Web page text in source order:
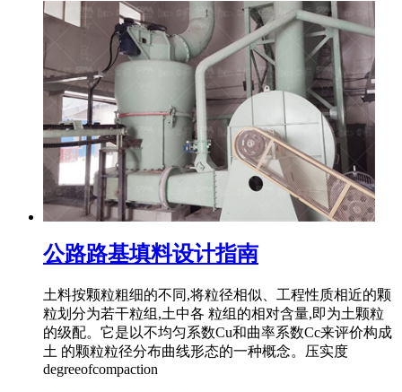
公路路基填料设计指南
土料按颗粒粗细的不同,将粒径相似、工程性质相近的颗
粒划分为若干粒组,土中各 粒组的相对含量,即为土颗粒
的级配。它是以不均匀系数Cu和曲率系数Cc来评价构成
土 的颗粒粒径分布曲线形态的一种概念。压实度
degreeofcompaction